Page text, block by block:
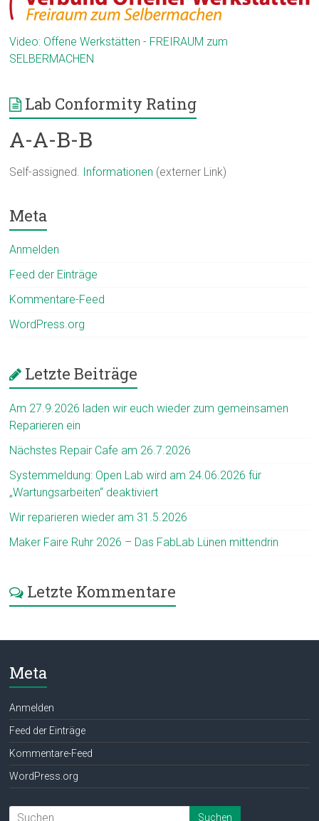
Video: Offene Werkstätten - FREIRAUM zum
SELBERMACHEN
Lab Conformity Rating
A-A-B-B
Self-assigned. Informationen (externer Link)
Meta
Anmelden
Feed der Einträge
Kommentare-Feed
WordPress.org
Letzte Beiträge
Am 27.9.2026 laden wir euch wieder zum gemeinsamen
Reparieren ein
Nächstes Repair Cafe am 26.7.2026
Systemmeldung: Open Lab wird am 24.06.2026 für
„Wartungsarbeiten“ deaktiviert
Wir reparieren wieder am 31.5.2026
Maker Faire Ruhr 2026 – Das FabLab Lünen mittendrin
Letzte Kommentare
Meta
Anmelden
Feed der Einträge
Kommentare-Feed
WordPress.org